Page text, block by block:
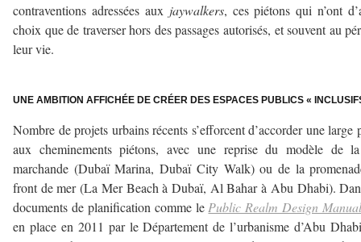
contraventions adressées aux jaywalkers, ces piétons qui n’ont
choix que de traverser hors des passages autorisés, et souvent au
leur vie.
UNE AMBITION AFFICHÉE DE CRÉER DES ESPACES PUBLICS «
Nombre de projets urbains récents s’efforcent d’accorder une large
aux cheminements piétons, avec une reprise du modèle de
marchande (Dubaï Marina, Dubaï City Walk) ou de la
front de mer (La Mer Beach à Dubaï, Al Bahar à Abu Dhabi).
documents de planification comme le Public Realm Design
en place en 2011 par le Département de l’urbanisme d’Abu